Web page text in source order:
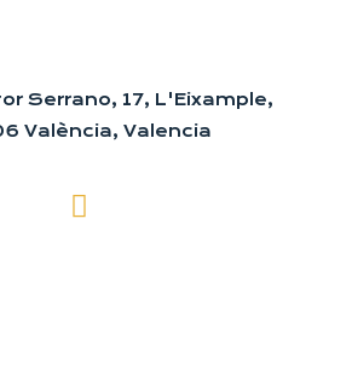
Serrano, 17, L'Eixample,
València, Valencia